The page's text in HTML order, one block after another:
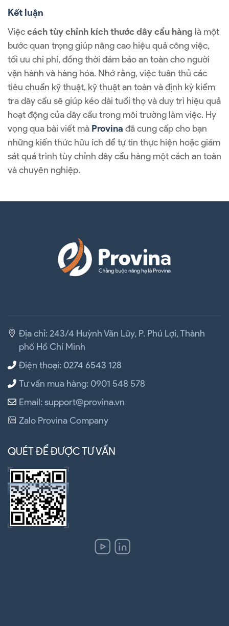
Kết luận
Việccách tùy chỉnh kích thước dây cẩu hàng là một
bước quan trọng giúp nâng cao hiệu quả công việc,
tối ưu chi phí, đồng thời đảm bảo an toàn cho người
vận hành và hàng hóa. Nhớ rằng, việc tuân thủ các
tiêu chuẩn kỹ thuật, kỹ thuật an toàn và định kỳ kiểm
tra dây cẩu sẽ giúp kéo dài tuổi thọ và duy trì hiệu quả
hoạt động của dây cẩu trong môi trường làm việc. Hy
vọng qua bài viết mà Provina đã cung cấp cho bạn
những kiến thức hữu ích để tự tin thực hiện hoặc giám
sát quá trình tùy chỉnh dây cẩu hàng một cách an toàn
và chuyên nghiệp.
Địa chỉ: 243/4 Huỳnh Văn Lũy, P. Phú Lợi, Thành
phố Hồ Chí Minh
Điện thoại: 0274 6543 128
Tư vấn mua hàng: 0901 548 578
Email: support@provina.vn
Zalo Provina Company
QUÉT ĐỂ ĐƯỢC TƯ VẤN